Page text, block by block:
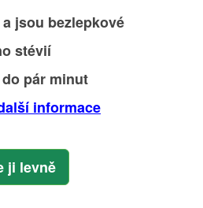
jsou bezlepkové
stévií
pár minut
informace
ji levně